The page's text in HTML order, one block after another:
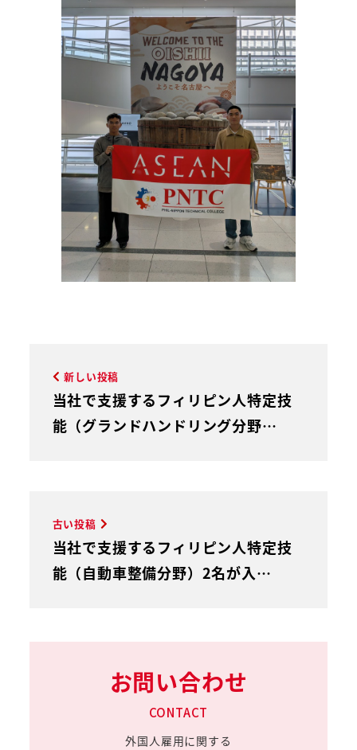
古い投稿
当社で支援するフィリピン人特定技
能（自動車整備分野）2名が入…
新しい投稿
当社で支援するフィリピン人特定技
能（グランドハンドリング分野…
お問い合わせ
CONTACT
外国人雇用に関する